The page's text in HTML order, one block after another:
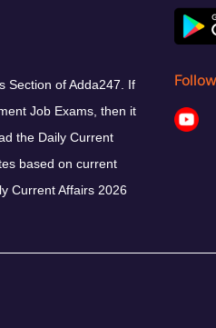
Section of Adda247. If
Job Exams, then it
the Daily Current
based on current
Current Affairs 2026